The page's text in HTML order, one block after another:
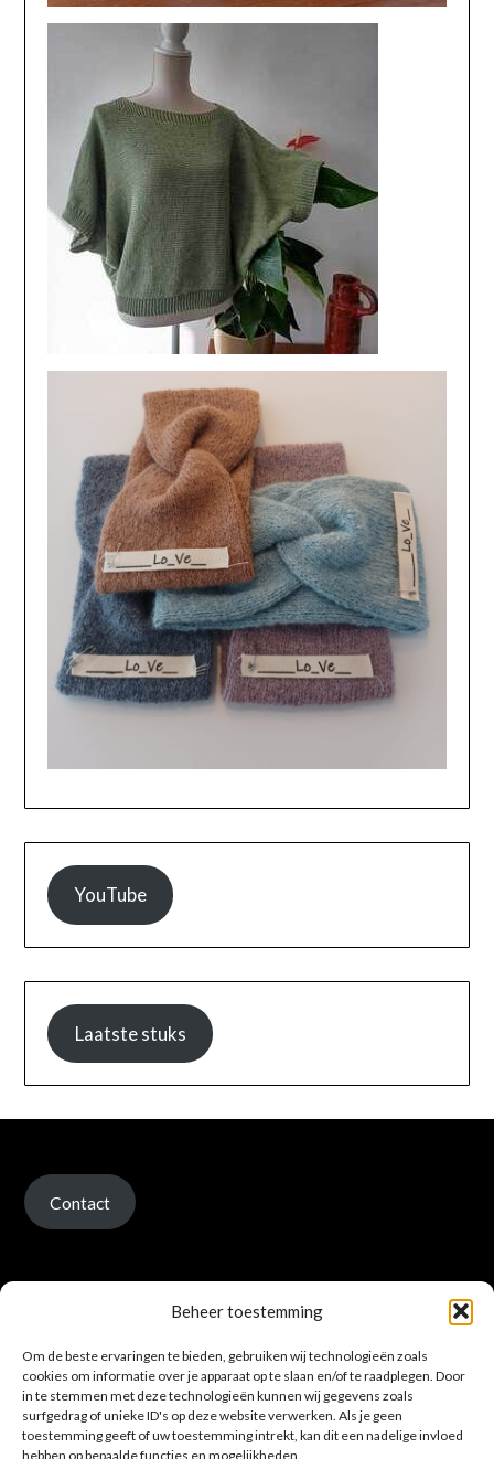
Beheer toestemming
Om de beste ervaringen te bieden, gebruiken wij technologieën zoals
cookies om informatie over je apparaat op te slaan en/of te raadplegen. Door
in te stemmen met deze technologieën kunnen wij gegevens zoals
surfgedrag of unieke ID's op deze website verwerken. Als je geen
toestemming geeft of uw toestemming intrekt, kan dit een nadelige invloed
hebben op bepaalde functies en mogelijkheden.
YouTube
Laatste stuks
Contact
Verzenden en retour